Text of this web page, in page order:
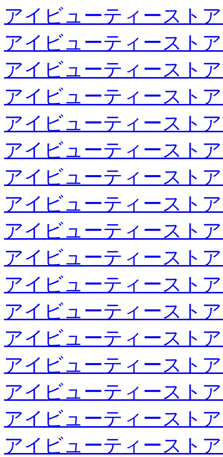
アイビューティースト
アイビューティースト
アイビューティースト
アイビューティースト
アイビューティースト
アイビューティースト
アイビューティースト
アイビューティースト
アイビューティースト
アイビューティースト
アイビューティースト
アイビューティースト
アイビューティースト
アイビューティースト
アイビューティースト
アイビューティースト
アイビューティースト